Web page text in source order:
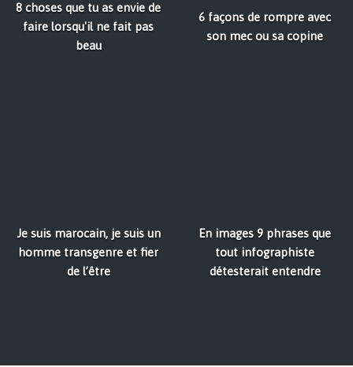
8 choses que tu as envie de
faire lorsqu'il ne fait pas
beau
6 façons de rompre avec
son mec ou sa copine
Je suis marocain, je suis un
homme transgenre et fier
de l’être
En images 9 phrases que
tout infographiste
détesterait entendre